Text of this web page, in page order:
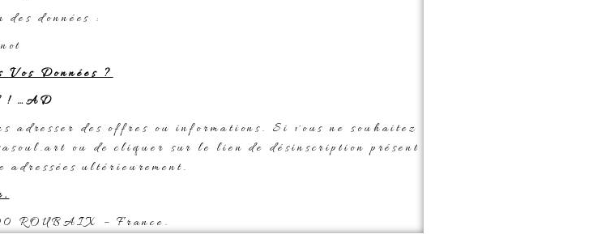
données :
Vos Données ?
! …AD
adresser des offres ou informations. Si vous ne souhaitez
ou de cliquer sur le lien de désinscription présent
ultérieurement.
ROUBAIX – France.